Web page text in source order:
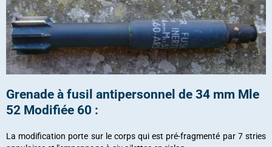
Grenade à fusil antipersonnel de 34 mm Mle
52 Modifiée 60 :
La modification porte sur le corps qui est pré-fragmenté par 7 stries